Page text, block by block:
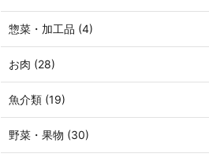
惣菜・加工品 (4)
お肉 (28)
魚介類 (19)
野菜・果物 (30)